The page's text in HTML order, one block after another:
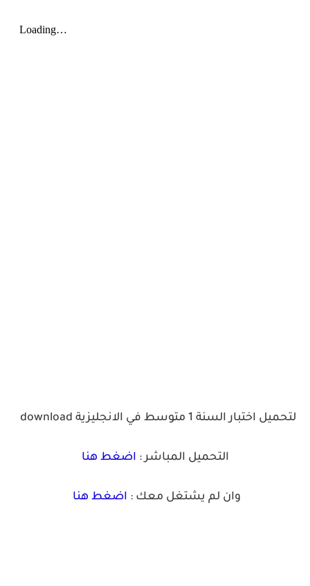
لتحميل اختبار السنة 1 متوسط في الانجليزية download
التحميل المباشر : اضغط هنا
وان لم يشتغل معك : اضغط هنا